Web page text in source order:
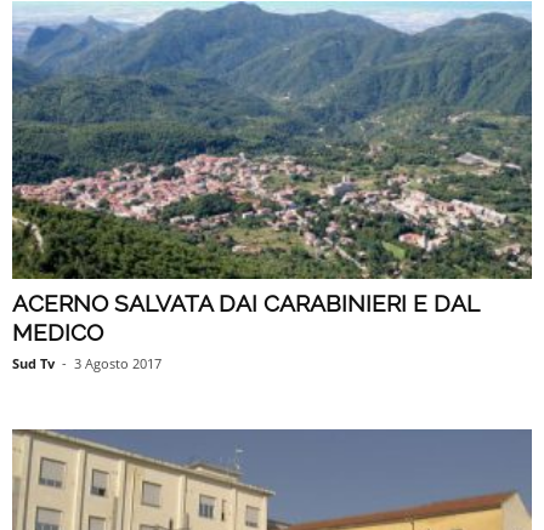
ACERNO SALVATA DAI CARABINIERI E DAL
MEDICO
Sud Tv - 3 Agosto 2017